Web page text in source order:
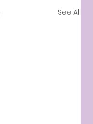
See All